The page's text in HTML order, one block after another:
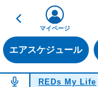
戻る
エアスケジュール
マイページ
NOW ON AIR
REDs My Life